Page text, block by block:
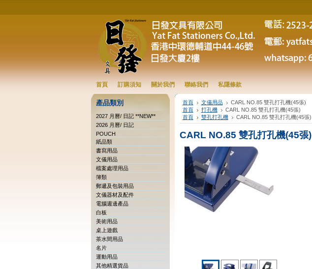
首頁 訂購須知 關於我們 聯絡我們 私隱條款
產品類別
2027 月曆/ 日記 **NEW**
2026 月曆/ 日記
POUCH
紙品類
書寫用品
文儀用品
檔案處理用品
簿類
郵遞及包裝用品
文儀器材及配件
電腦週邊產品
白板
美術用品
桌上遊戲
茶水間用品
名片
運動用品
其他精選貨品
首頁 文儀用品
CARL NO.85 雙孔打孔機(45張)
首頁
打孔機
CARL NO.85 雙孔打孔機(45張)
首頁
雙孔打孔機 CARL NO.85 雙孔打孔機(45張)
CARL NO.85 雙孔打孔機(45張)